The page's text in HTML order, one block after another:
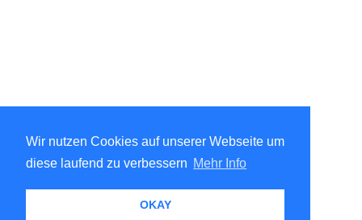
Wir nutzen Cookies auf unserer Webseite um
diese laufend zu verbessern Mehr Info
OKAY